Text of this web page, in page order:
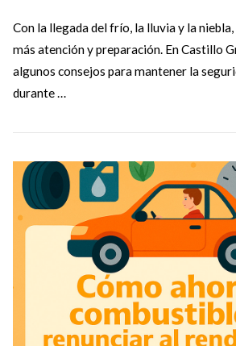
Con la llegada del frío, la lluvia y la
más atención y preparación. En Castillo
algunos consejos para mantener la
durante …